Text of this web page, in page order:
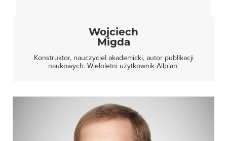
Wojciech
Migda
Konstruktor, nauczyciel akademicki, autor publikacji
naukowych. Wieloletni użytkownik Allplan.